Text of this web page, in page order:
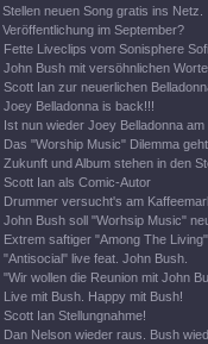
Stellen neuen Song gratis ins Netz.
Veröffentlichung im September?
Fette Liveclips vom Sonisphere
John Bush mit versöhnlichen
Scott Ian zur neuerlichen
Joey Belladonna is back!!!
Ist nun wieder Joey Belladonna
Das "Worship Music" Dilemma
Zukunft und Album stehen in den
Scott Ian als Comic-Autor
Drummer versucht's am
John Bush soll "Worhsip Music"
Extrem saftiger "Among The
"Antisocial" live feat. John Bush.
"Wir wollen die Reunion mit John
Live mit Bush. Happy mit Bush!
Scott Ian Stellungnahme!
Dan Nelson wieder raus. Bush